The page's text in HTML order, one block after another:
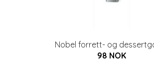
Nobel forrett- og
98 NOK